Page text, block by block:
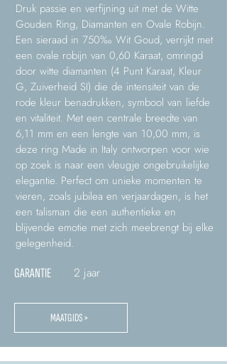
Druk passie en verfijning uit met de Witte
Gouden Ring, Diamanten en Ovale Robijn.
Een sieraad in 750‰ Wit Goud, verrijkt met
een ovale robijn van 0,60 Karaat, omringd
door witte diamanten (4 Punt Karaat, Kleur
G, Zuiverheid SI) die de intensiteit van de
rode kleur benadrukken, symbool van liefde
en vitaliteit. Met een centrale breedte van
6,11 mm en een lengte van 10,00 mm, is
deze ring Made in Italy ontworpen voor wie
op zoek is naar een vleugje ongebruikelijke
elegantie. Perfect om unieke momenten te
vieren, zoals jubilea en verjaardagen, is het
een talisman die een authentieke en
blijvende emotie met zich meebrengt bij elke
gelegenheid.
GARANTIE 2 jaar
MAATGIDS >